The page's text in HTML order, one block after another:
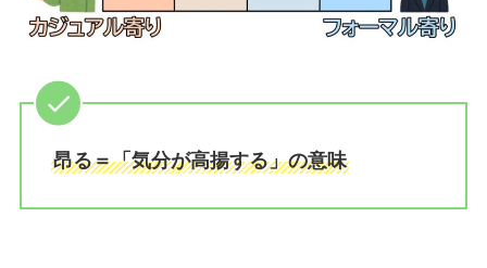
昂る＝「気分が高揚する」の意味